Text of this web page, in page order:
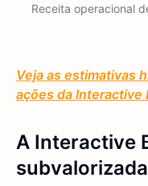
Receita operacional
Veja as estimativas
ações da Interactive
A Interactive